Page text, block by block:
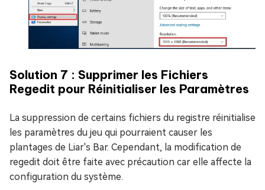
Solution 7 : Supprimer les Fichiers
Regedit pour Réinitialiser les Paramètres
La suppression de certains fichiers du registre réinitialise
les paramètres du jeu qui pourraient causer les
plantages de Liar's Bar. Cependant, la modification de
regedit doit être faite avec précaution car elle affecte la
configuration du système.